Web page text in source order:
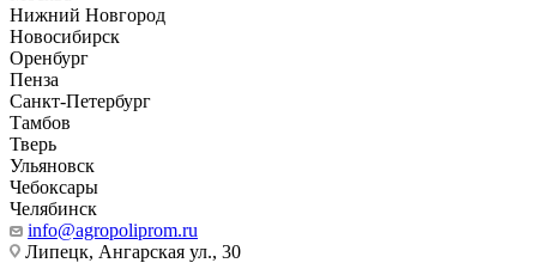
Нижний Новгород
Новосибирск
Оренбург
Пенза
Санкт-Петербург
Тамбов
Тверь
Ульяновск
Чебоксары
Челябинск
info@agropoliprom.ru
Липецк, Ангарская ул., 30